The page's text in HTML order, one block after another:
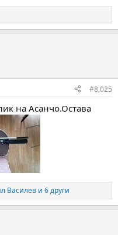
#8,025
на Асанчо.Остава
Василев и 6 други